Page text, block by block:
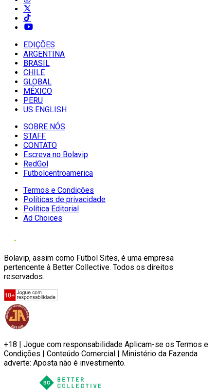
EDIÇÕES
ARGENTINA
BRASIL
CHILE
GLOBAL
MÉXICO
PERU
US ENGLISH
SOBRE NÓS
STAFF
CONTATO
Escreva no Bolavip
RedGol
Futbolcentroamerica
Termos e Condições
Políticas de privacidade
Política Editorial
Ad Choices
Bolavip, assim como Futbol Sites, é uma empresa
pertencente à Better Collective. Todos os direitos
reservados.
+18 | Jogue com responsabilidade Aplicam-se os Termos e
Condições | Conteúdo Comercial | Ministério da Fazenda
adverte: Aposta não é investimento.